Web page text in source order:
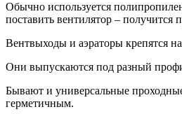
Обычно используется
поставить вентилятор – получится
Вентвыходы и аэраторы крепятся
Они выпускаются под разный
Бывают и универсальные
герметичным.